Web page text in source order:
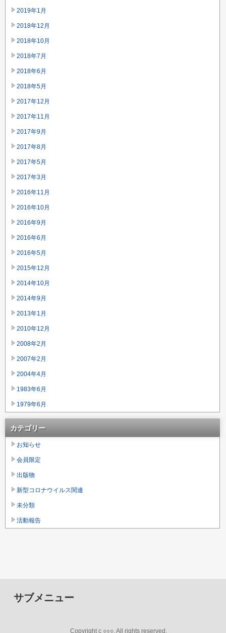
2019年1月
2018年12月
2018年10月
2018年7月
2018年6月
2018年5月
2017年12月
2017年11月
2017年9月
2017年8月
2017年5月
2017年3月
2016年11月
2016年10月
2016年9月
2016年6月
2016年5月
2015年12月
2014年10月
2014年9月
2013年1月
2010年12月
2008年2月
2007年2月
2004年4月
1983年6月
1979年6月
カテゴリー
お知らせ
会員限定
出版物
新型コロナウイルス関連
未分類
活動報告
サブメニュー
Copyright c ○○○, All rights reserved.